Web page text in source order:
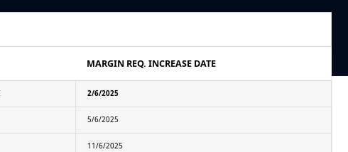
MARGIN REQ. INCREASE DATE
2/6/2025
5/6/2025
11/6/2025